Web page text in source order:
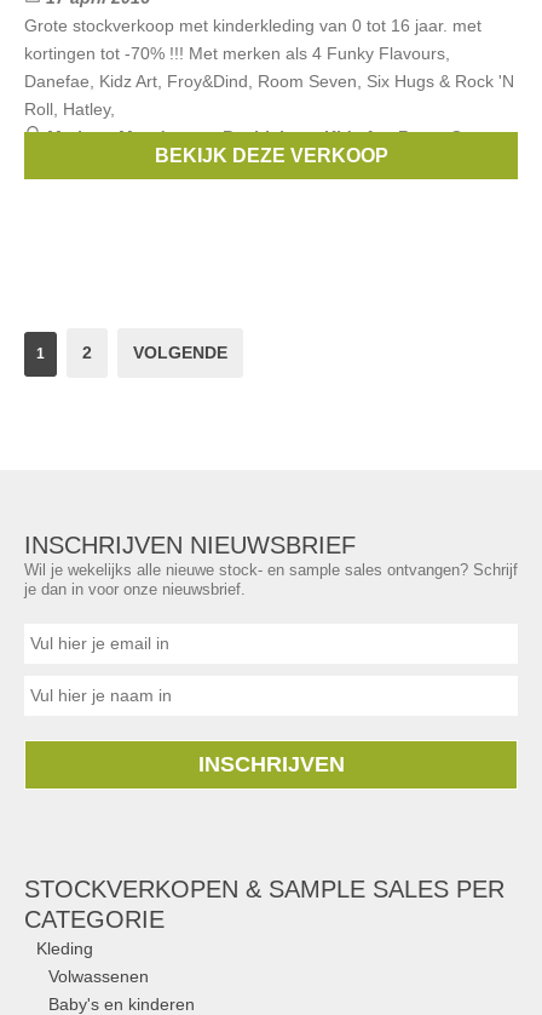
Grote stockverkoop met kinderkleding van 0 tot 16 jaar. met
kortingen tot -70% !!! Met merken als 4 Funky Flavours,
Danefae, Kidz Art, Froy&Dind, Room Seven, Six Hugs & Rock 'N
Roll, Hatley,
Merken:Moodstreet,Beebielove,Kidz Art,Room Seven,
BEKIJK DEZE VERKOOP
1 2 VOLGENDE
INSCHRIJVEN NIEUWSBRIEF
Wil je wekelijks alle nieuwe stock- en sample sales ontvangen? Schrijf
je dan in voor onze nieuwsbrief.
INSCHRIJVEN
STOCKVERKOPEN & SAMPLE SALES PER
CATEGORIE
Kleding
Volwassenen
Baby's en kinderen